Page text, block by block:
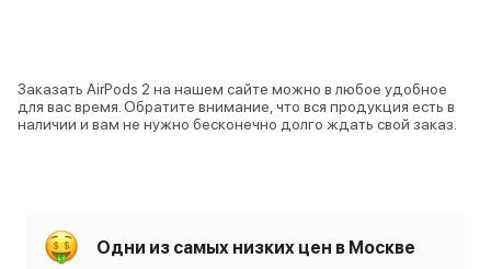
Заказать AirPods 2 на нашем сайте можно в любое удобное
для вас время. Обратите внимание, что вся продукция есть в
наличии и вам не нужно бесконечно долго ждать свой заказ.
Одни из самых низких цен в Москве